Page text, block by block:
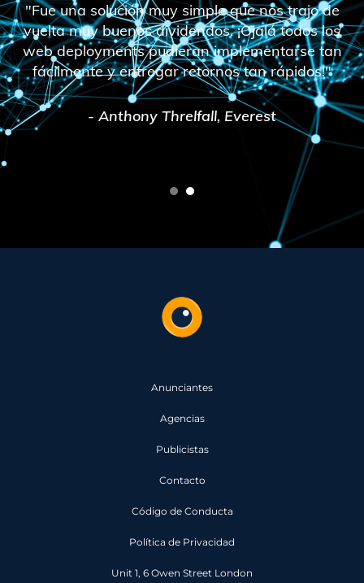
"Fue una solución muy simple que nos trajo de
vuelta muy buenos dividendos. ¡Ojalá todos los
web deployments pudieran implementarse tan
fácilmente y entregar retornos tan rápidos!"
- Anthony Threlfall, Everest
Anunciantes
Agencias
Publicistas
Contacto
Código de Conducta
Política de Privacidad
Unit 1, 6 Owen Street London